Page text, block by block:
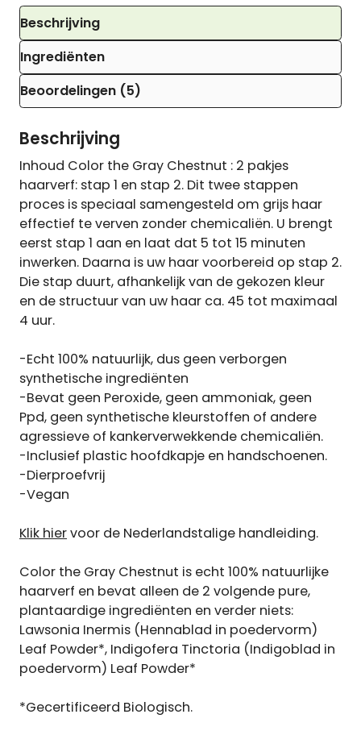
Beschrijving
Ingrediënten
Beoordelingen (5)
Beschrijving
Inhoud Color the Gray Chestnut : 2 pakjes
haarverf: stap 1 en stap 2. Dit twee stappen
proces is speciaal samengesteld om grijs haar
effectief te verven zonder chemicaliën. U brengt
eerst stap 1 aan en laat dat 5 tot 15 minuten
inwerken. Daarna is uw haar voorbereid op stap 2.
Die stap duurt, afhankelijk van de gekozen kleur
en de structuur van uw haar ca. 45 tot maximaal
4 uur.
-Echt 100% natuurlijk, dus geen verborgen
synthetische ingrediënten
-Bevat geen Peroxide, geen ammoniak, geen
Ppd, geen synthetische kleurstoffen of andere
agressieve of kankerverwekkende chemicaliën.
-Inclusief plastic hoofdkapje en handschoenen.
-Dierproefvrij
-Vegan
Klik hiervoor de Nederlandstalige handleiding.
Color the Gray Chestnut is echt 100% natuurlijke
haarverf en bevat alleen de 2 volgende pure,
plantaardige ingrediënten en verder niets:
Lawsonia Inermis (Hennablad in poedervorm)
Leaf Powder*, Indigofera Tinctoria (Indigoblad in
poedervorm) Leaf Powder*
*Gecertificeerd Biologisch.